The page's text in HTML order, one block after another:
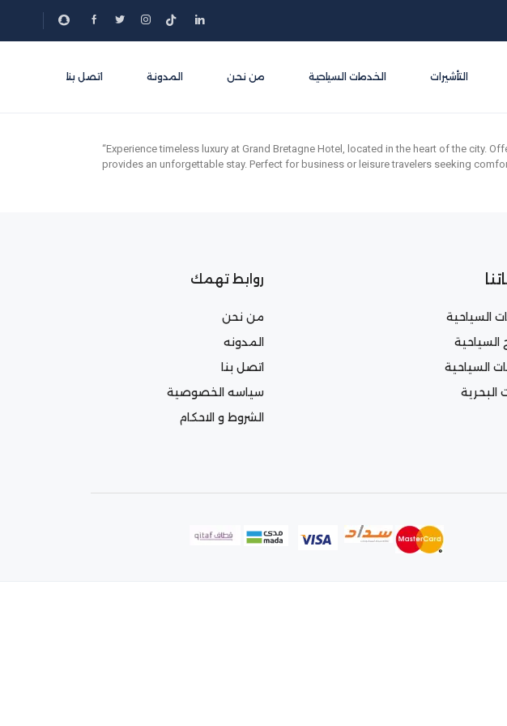
التأشيرات الخدمات السياحية من نحن المدونة اتصل بنا
“Experience timeless luxury at Grand Bretagne Hotel, located in the heart of the city.
provides an unforgettable stay. Perfect for business or leisure travelers seeking
السياحية
السياحية
السياحية
البحرية
روابط تهمك
من نحن
المدونه
اتصل بنا
سياسه الخصوصية
الشروط و الاحكام